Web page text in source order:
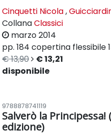
Cinquetti Nicola,
CollanaClassici
marzo 2014
pp. 184 copertina flessibile
€ 13,90
€ 13,21
disponibile
9788878741119
Salverò la Principessa!
edizione)